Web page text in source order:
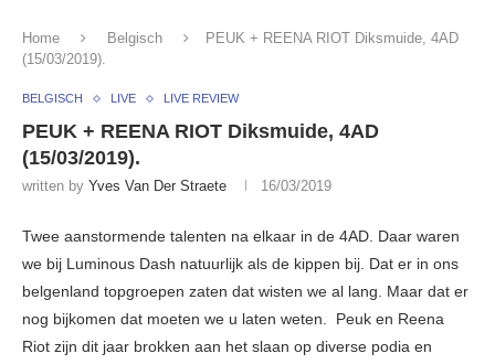
Home Belgisch
PEUK + REENA RIOT Diksmuide, 4AD
(15/03/2019).
BELGISCH LIVE LIVE REVIEW
PEUK + REENA RIOT Diksmuide, 4AD
(15/03/2019).
written by Yves Van Der Straete 16/03/2019
Twee aanstormende talenten na elkaar in de 4AD. Daar waren
we bij Luminous Dash natuurlijk als de kippen bij. Dat er in ons
belgenland topgroepen zaten dat wisten we al lang. Maar dat er
nog bijkomen dat moeten we u laten weten. Peuk en Reena
Riot zijn dit jaar brokken aan het slaan op diverse podia en